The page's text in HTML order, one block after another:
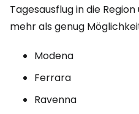
Tagesausflug in die
mehr als genug
Modena
Ferrara
Ravenna